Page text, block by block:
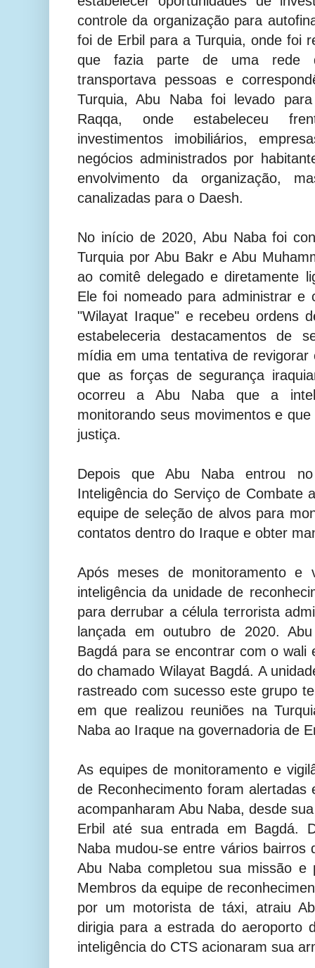
controle da organização para
foi de Erbil para a Turquia, onde foi
que fazia parte de uma rede
transportava pessoas e
Turquia, Abu Naba foi levado
Raqqa, onde estabeleceu
investimentos imobiliários,
negócios administrados por
envolvimento da organização,
canalizadas para o Daesh.
No início de 2020, Abu Naba foi
Turquia por Abu Bakr e Abu
ao comitê delegado e diretamente
Ele foi nomeado para administrar e
"Wilayat Iraque" e recebeu ordens
estabeleceria destacamentos de
mídia em uma tentativa de revigorar
que as forças de segurança
ocorreu a Abu Naba que a
monitorando seus movimentos e
justiça.
Depois que Abu Naba entrou
Inteligência do Serviço de Combate
equipe de seleção de alvos para
contatos dentro do Iraque e obter
Após meses de monitoramento e
inteligência da unidade de
para derrubar a célula terrorista
lançada em outubro de 2020.
Bagdá para se encontrar com o wali
do chamado Wilayat Bagdá. A
rastreado com sucesso este grupo
em que realizou reuniões na
Naba ao Iraque na governadoria de
As equipes de monitoramento e
de Reconhecimento foram alertadas
acompanharam Abu Naba, desde
Erbil até sua entrada em Bagdá.
Naba mudou-se entre vários bairros
Abu Naba completou sua missão e
Membros da equipe de
por um motorista de táxi, atraiu
dirigia para a estrada do aeroporto
inteligência do CTS acionaram sua